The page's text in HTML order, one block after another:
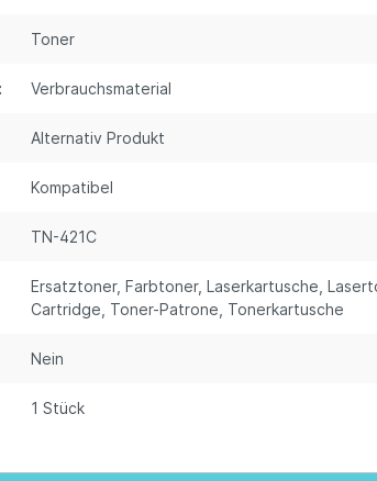
Toner
Verbrauchsmaterial
Alternativ Produkt
Kompatibel
TN-421C
Ersatztoner, Farbtoner, Laserkartusche ,
Cartridge , Toner-Patrone , Tonerkartusche
Nein
1 Stück